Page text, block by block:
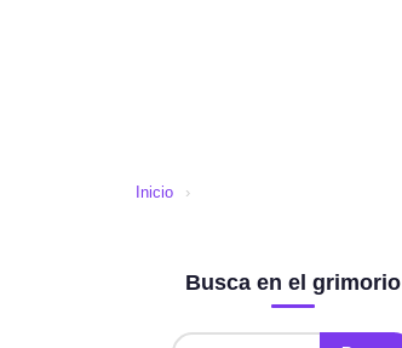
Inicio ›
Busca en el grimorio